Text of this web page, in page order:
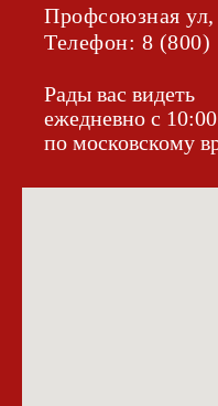
БАЗА
УСЛУГИ
ДОМА
Профсоюзная
Телефон: 8 (800)
Рады вас видеть
ежедневно с
по московскому